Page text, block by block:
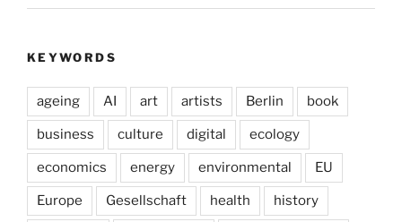
KEYWORDS
ageing AI art artists Berlin book
business culture digital ecology
economics energy environmental EU
Europe Gesellschaft health history